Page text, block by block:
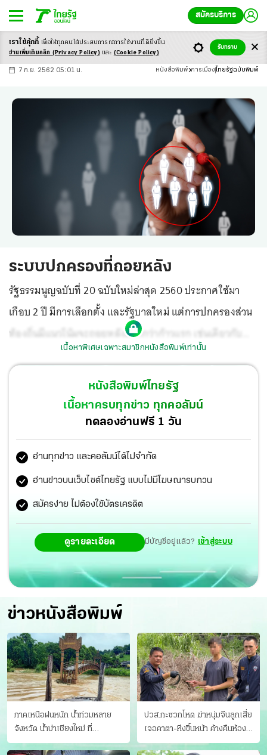
สมัครบริการ
-ก ก ก+
7 ก.ย. 2562 05:01 น. หนังสือพิมพ์ การเมือง ไทยรัฐฉบับพิมพ์
ระบบปกครองที่ถอยหลัง
รัฐธรรมนูญฉบับที่ 20 ฉบับใหม่ล่าสุด 2560 ประกาศใช้มา
เกือบ 2 ปี มีการเลือกตั้ง และรัฐบาลใหม่ แต่การปกครองส่วน
ท้องถิ่นมีแนวโน้มจะถอยหลังมากกว่าก้าวแรก เช่นเดียวกับ
การปกครองส่วนกลางของประเทศ การทำตามสัญญาการหา
เสียงของนักการเมืองบางพรรคเป็นไปได้ยาก เพราะแม้แต่
พรรคการเมืองก็สวนทางการกระจายอำนาจ
เนื้อหาพิเศษเฉพาะสมาชิกหนังสือพิมพ์เท่านั้น
หนังสือพิมพ์ไทยรัฐ
เนื้อหาครบทุกข่าว ทุกคอลัมน์
ทดลองอ่านฟรี 1 วัน
อ่านทุกข่าว และคอลัมน์ได้ไม่จำกัด
อ่านข่าวบนเว็บไซต์ไทยรัฐ แบบไม่มีโฆษณารบกวน
สมัครง่าย ไม่ต้องใช้บัตรเครดิต
ดูรายละเอียด มีบัญชีอยู่แล้ว? เข้าสู่ระบบ
ข่าวหนังสือพิมพ์
ภาคเหนือฝนหนัก น้ำท่วมหลาย
จังหวัด นํ้าบ่าเชียงใหม่ ที่
แม่ฮ่องสอน ซัดสะพานขาด
ปวส.กะซวกโหด ฆ่าหนุ่มจีนลูกเสี่ย
เจอคาตา-หึงขึ้นหน้า ค้างคืนห้อง
แฟนสาว
เราใช้คุ้กกี้ เพื่อให้ทุกคนได้ประสบการณ์การใช้งานที่ดียิ่งขึ้น
อ่านเพิ่มเติมคลิก (Privacy Policy) และ (Cookie Policy)
รับทราบ